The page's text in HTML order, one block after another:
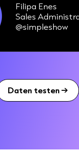
Filipa Enes
Sales
@simpleshow
Daten testen